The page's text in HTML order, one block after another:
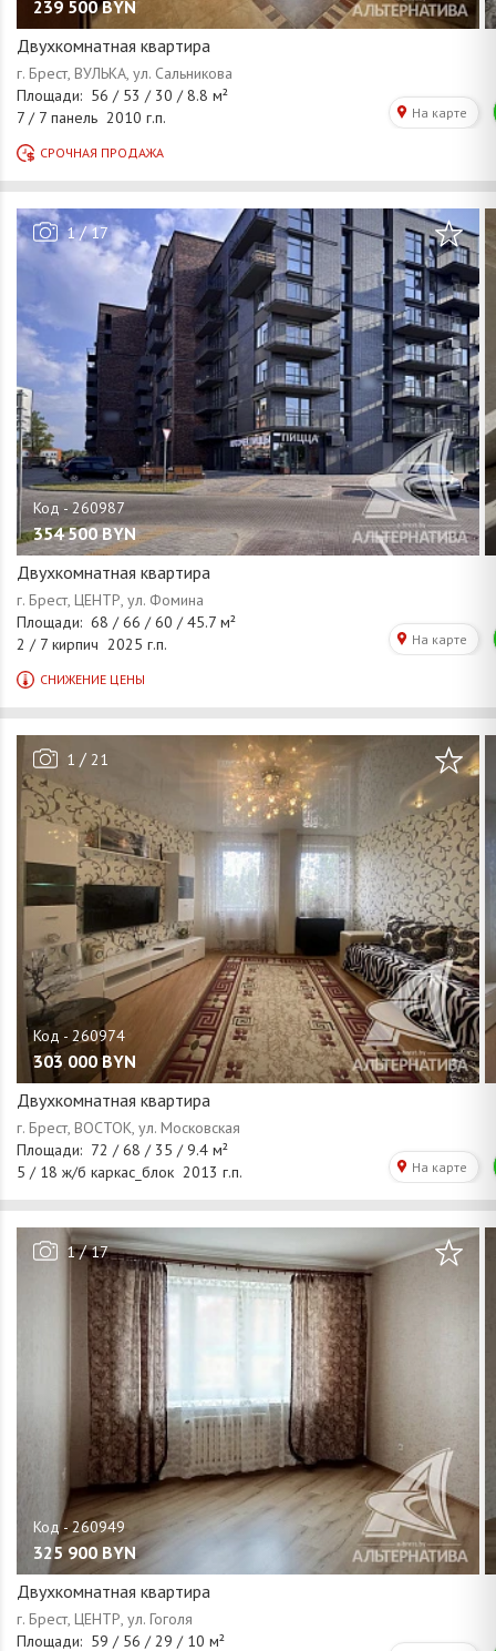
239 500 BYN
Двухкомнатная квартира
1/17
354 500 BYN
Двухкомнатная квартира
1 / 21
303 000 BYN
Двухкомнатная квартира
1/17
325 900 BYN
Двухкомнатная квартира